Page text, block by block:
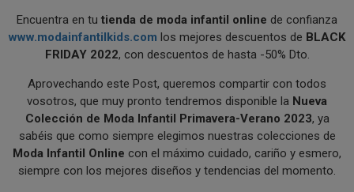
Encuentra en tu tienda de moda infantil online de confianza
www.modainfantilkids.com los mejores descuentos de BLACK
FRIDAY 2022, con descuentos de hasta -50% Dto.
Aprovechando este Post, queremos compartir con todos
vosotros, que muy pronto tendremos disponible la Nueva
Colección de Moda Infantil Primavera-Verano 2023, ya
sabéis que como siempre elegimos nuestras colecciones de
Moda Infantil Online con el máximo cuidado, cariño y esmero,
siempre con los mejores diseños y tendencias del momento.